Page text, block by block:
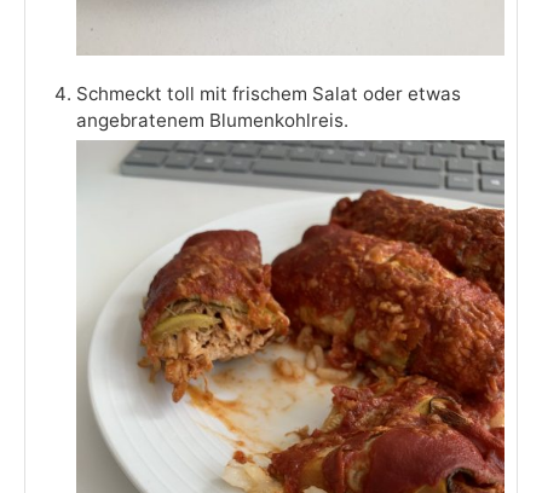
Schmeckt toll mit frischem Salat oder etwas
angebratenem Blumenkohlreis.